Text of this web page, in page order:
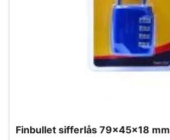
Finbullet sifferlås 79x45x18 mm